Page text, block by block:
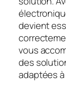
devient
vous
des
adaptées